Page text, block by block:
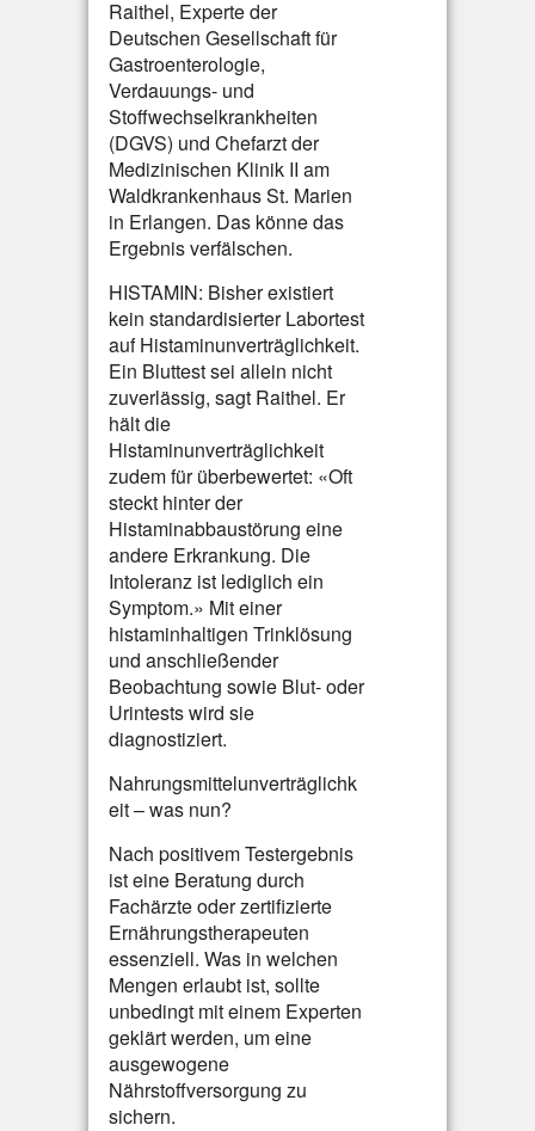
Raithel, Experte der
Deutschen Gesellschaft für
Gastroenterologie,
Verdauungs- und
Stoffwechselkrankheiten
(DGVS) und Chefarzt der
Medizinischen Klinik II am
Waldkrankenhaus St. Marien
in Erlangen. Das könne das
Ergebnis verfälschen.
HISTAMIN: Bisher existiert
kein standardisierter Labortest
auf Histaminunverträglichkeit.
Ein Bluttest sei allein nicht
zuverlässig, sagt Raithel. Er
hält die
Histaminunverträglichkeit
zudem für überbewertet: «Oft
steckt hinter der
Histaminabbaustörung eine
andere Erkrankung. Die
Intoleranz ist lediglich ein
Symptom.» Mit einer
histaminhaltigen Trinklösung
und anschließender
Beobachtung sowie Blut- oder
Urintests wird sie
diagnostiziert.
Nahrungsmittelunverträglichk
eit – was nun?
Nach positivem Testergebnis
ist eine Beratung durch
Fachärzte oder zertifizierte
Ernährungstherapeuten
essenziell. Was in welchen
Mengen erlaubt ist, sollte
unbedingt mit einem Experten
geklärt werden, um eine
ausgewogene
Nährstoffversorgung zu
sichern.